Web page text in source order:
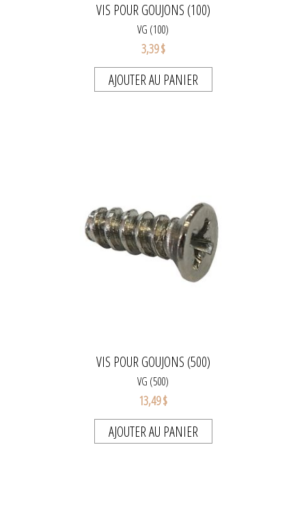
VIS POUR GOUJONS (100)
VG (100)
3,39 $
AJOUTER AU PANIER
VIS POUR GOUJONS (500)
VG (500)
13,49 $
AJOUTER AU PANIER